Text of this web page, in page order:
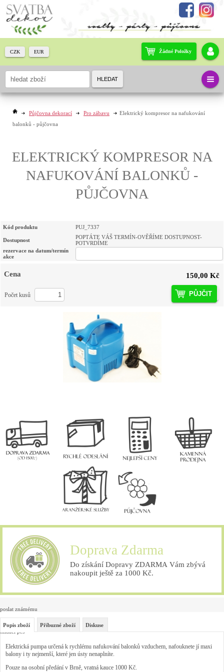
Půjčovna dekorací Pro zábavu
Elektrický kompresor na nafukování
balonků - půjčovna
ELEKTRICKÝ KOMPRESOR NA
NAFUKOVÁNÍ BALONKŮ -
PŮJČOVNA
Kód produktu PUJ_7337
Dostupnost
POPTÁTE VÁŠ TERMÍN-OVĚŘÍME DOSTUPNOST-
POTVRDÍME
rezervace na datum/termín
akce
Cena 150,00 Kč
PŮJČIT
Počet kusů
Doprava Zdarma
Do získání Dopravy ZDARMA Vám zbývá
nakoupit ještě za 1000 Kč.
poslat známému
hlídací pes
Popis zboží Příbuzné zboží Diskuse
Elektrická pumpa určená k rychlému nafukování balonků vzduchem, nafouknete jí maxi
balony i ty nejmenší, které jen ústy nenaplníte.
Pouze na osobní předání v Brně, vratná kauce 1000 Kč.
Žádné Položky
CZK EUR
HLEDAT